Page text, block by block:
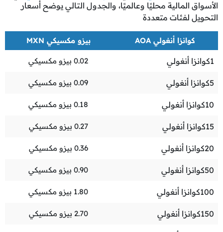
الأسواق المالية محليًا وعالميًا، والجدول التالي يوضح أسعار
التحويل لفئات متعددة
كوانزا أنغولي AOA بيزو مكسيكي MXN
1كوانزا أنغولي 0.02 بيزو مكسيكي
5كوانزا أنغولي 0.09 بيزو مكسيكي
10كوانزا أنغولي 0.18 بيزو مكسيكي
15كوانزا أنغولي 0.27 بيزو مكسيكي
20كوانزا أنغولي 0.36 بيزو مكسيكي
50كوانزا أنغولي 0.90 بيزو مكسيكي
100كوانزا أنغولي 1.80 بيزو مكسيكي
150كوانزا أنغولي 2.70 بيزو مكسيكي